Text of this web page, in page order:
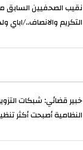
نقيب الصحفيين السابق
التكريم والانصاف../اباي
خبير قضائي: شبكات
النظامية أصبحت أكثر